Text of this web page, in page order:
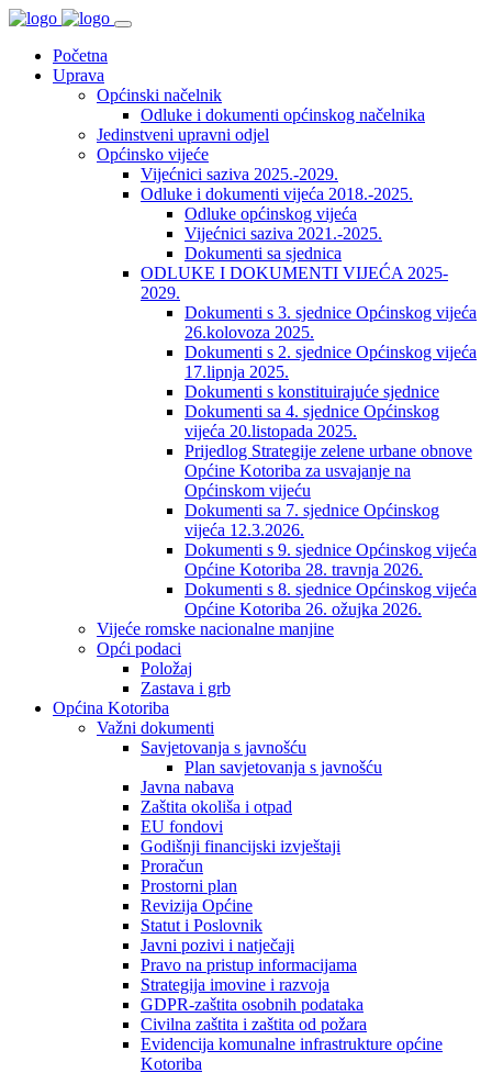
Početna
Uprava
Općinski načelnik
Odluke i dokumenti općinskog načelnika
Jedinstveni upravni odjel
Općinsko vijeće
Vijećnici saziva 2025.-2029.
Odluke i dokumenti vijeća 2018.-2025.
Odluke općinskog vijeća
Vijećnici saziva 2021.-2025.
Dokumenti sa sjednica
ODLUKE I DOKUMENTI VIJEĆA 2025-
2029.
Dokumenti s 3. sjednice Općinskog vijeća
26.kolovoza 2025.
Dokumenti s 2. sjednice Općinskog vijeća
17.lipnja 2025.
Dokumenti s konstituirajuće sjednice
Dokumenti sa 4. sjednice Općinskog
vijeća 20.listopada 2025.
Prijedlog Strategije zelene urbane obnove
Općine Kotoriba za usvajanje na
Općinskom vijeću
Dokumenti sa 7. sjednice Općinskog
vijeća 12.3.2026.
Dokumenti s 9. sjednice Općinskog vijeća
Općine Kotoriba 28. travnja 2026.
Dokumenti s 8. sjednice Općinskog vijeća
Općine Kotoriba 26. ožujka 2026.
Vijeće romske nacionalne manjine
Opći podaci
Položaj
Zastava i grb
Općina Kotoriba
Važni dokumenti
Savjetovanja s javnošću
Plan savjetovanja s javnošću
Javna nabava
Zaštita okoliša i otpad
EU fondovi
Godišnji financijski izvještaji
Proračun
Prostorni plan
Revizija Općine
Statut i Poslovnik
Javni pozivi i natječaji
Pravo na pristup informacijama
Strategija imovine i razvoja
GDPR-zaštita osobnih podataka
Civilna zaštita i zaštita od požara
Evidencija komunalne infrastrukture općine
Kotoriba